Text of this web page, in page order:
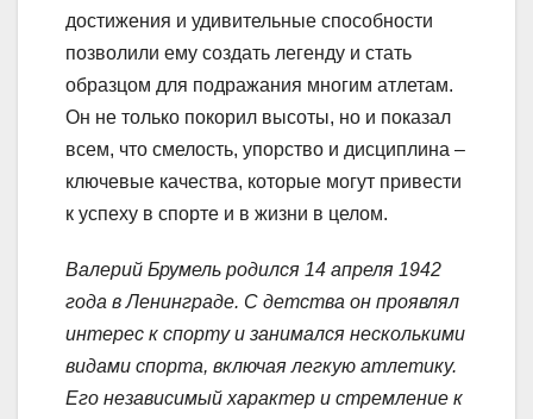
достижения и удивительные способности
позволили ему создать легенду и стать
образцом для подражания многим атлетам.
Он не только покорил высоты, но и показал
всем, что смелость, упорство и дисциплина –
ключевые качества, которые могут привести
к успеху в спорте и в жизни в целом.
Валерий Брумель родился 14 апреля 1942
года в Ленинграде. С детства он проявлял
интерес к спорту и занимался несколькими
видами спорта, включая легкую атлетику.
Его независимый характер и стремление к